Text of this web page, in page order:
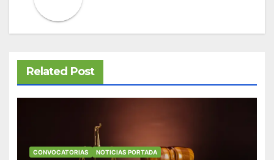
Related Post
CONVOCATORIAS NOTICIAS PORTADA